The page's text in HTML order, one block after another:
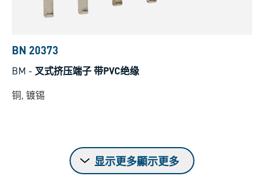
BN 20373
BM - 叉式挤压端子 带PVC绝缘
铜, 镀锡
显示更多顯示更多